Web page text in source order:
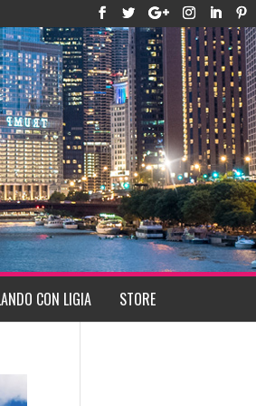
CON LIGIA STORE